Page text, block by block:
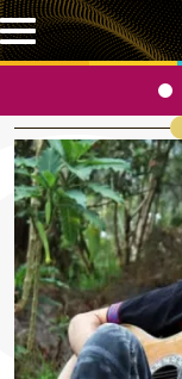
Pasar al contenido